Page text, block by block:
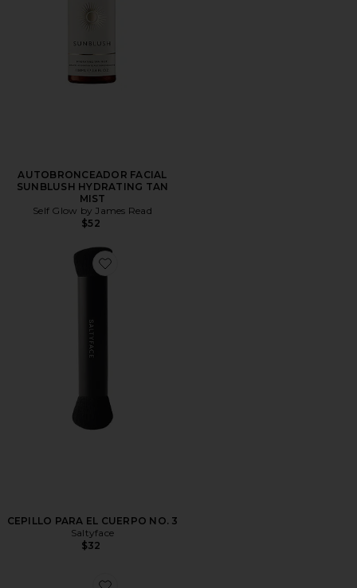
AUTOBRONCEADOR FACIAL
SUNBLUSH HYDRATING TAN
MIST
Self Glow by James Read
$52
Favorite CEPILLO PARA EL CUERPO NO. 3
CEPILLO PARA EL CUERPO NO. 3
Saltyface
$32